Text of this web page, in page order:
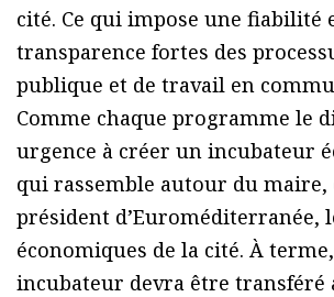
cité. Ce qui impose une fiabilité
transparence fortes des
publique et de travail en
Comme chaque programme le
urgence à créer un incubateur
qui rassemble autour du maire,
président d’Euroméditerranée,
économiques de la cité. À
incubateur devra être transféré